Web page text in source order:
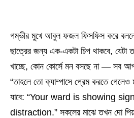
গম্ভীর মুখে আবুল ফজল ফিসফিস করে
ছাত্রের জন্য এক-একটা চিপ থাকবে, যেটা
খাচ্ছে, কোন কোর্সে মন বসছে না — সব
“তাহলে তো ক্যাম্পাসে প্রেম করতে গেলেও
যাবে: “Your ward is showing
distraction.” সকলের মাঝে তখন দো